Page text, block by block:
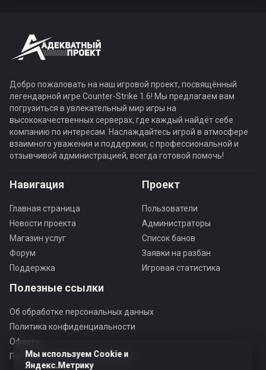
Добро пожаловать на наш игровой проект, посвящённый
легендарной игре Counter-Strike 1.6! Мы предлагаем вам
погрузиться в увлекательный мир игры на
высококачественных серверах, где каждый найдёт себе
компанию по интересам. Наслаждайтесь игрой в атмосфере
взаимного уважения и поддержки, с профессиональной и
отзывчивой администрацией, всегда готовой помочь!
Навигация
Главная страница
Новости проекта
Магазин услуг
Форум
Поддержка
Проект
Пользователи
Администраторы
Список банов
Заявки на разбан
Игровая статистика
Полезные ссылки
Об обработке персональных данных
Политика конфиденциальности
Оферта
Пользовательское соглашение
Мы используем Cookie и
Яндекс.Метрику